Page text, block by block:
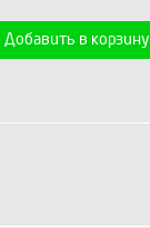
Добавить в корзину